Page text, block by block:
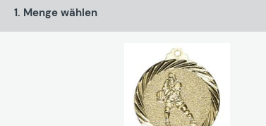
1. Menge wählen